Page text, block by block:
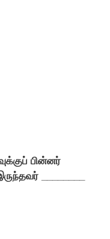
பின்னர்
________